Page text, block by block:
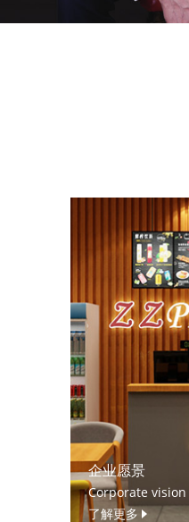
企业愿景
Corporate vision
了解更多